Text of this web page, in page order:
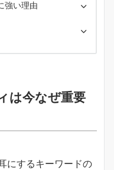
強い理由
は今なぜ重要
にするキーワードの